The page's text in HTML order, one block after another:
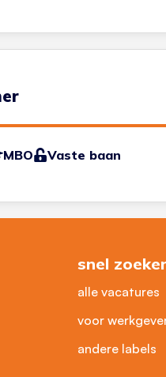
MBO Vaste baan
snel
alle vacatures
voor
andere labels